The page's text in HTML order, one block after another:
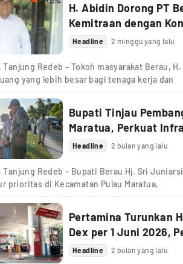
H. Abidin Dorong PT
Kemitraan dengan
Headline 2 minggu yang lalu
Tanjung Redeb – Tokoh masyarakat Berau,
yang lebih besar bagi tenaga kerja dan
Bupati Tinjau
Maratua, Perkuat
Headline 2 bulan yang lalu
Tanjung Redeb – Bupati Berau Hj. Sri
prioritas di Kecamatan Pulau Maratua,
Pertamina Turunkan
Dex per 1 Juni 2026,
Headline 2 bulan yang lalu